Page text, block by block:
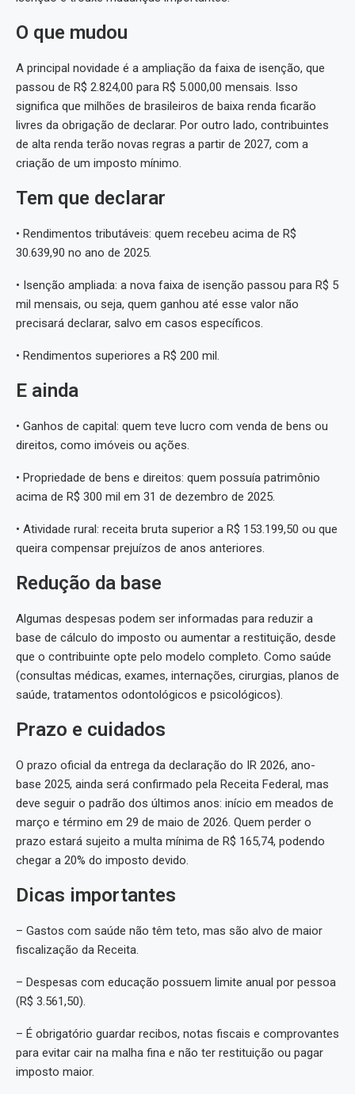
O que mudou
A principal novidade é a ampliação da faixa de isenção, que
passou de R$ 2.824,00 para R$ 5.000,00 mensais. Isso
significa que milhões de brasileiros de baixa renda ficarão
livres da obrigação de declarar. Por outro lado, contribuintes
de alta renda terão novas regras a partir de 2027, com a
criação de um imposto mínimo.
Tem que declarar
• Rendimentos tributáveis: quem recebeu acima de R$
30.639,90 no ano de 2025.
• Isenção ampliada: a nova faixa de isenção passou para R$ 5
mil mensais, ou seja, quem ganhou até esse valor não
precisará declarar, salvo em casos específicos.
• Rendimentos superiores a R$ 200 mil.
E ainda
• Ganhos de capital: quem teve lucro com venda de bens ou
direitos, como imóveis ou ações.
• Propriedade de bens e direitos: quem possuía patrimônio
acima de R$ 300 mil em 31 de dezembro de 2025.
• Atividade rural: receita bruta superior a R$ 153.199,50 ou que
queira compensar prejuízos de anos anteriores.
Redução da base
Algumas despesas podem ser informadas para reduzir a
base de cálculo do imposto ou aumentar a restituição, desde
que o contribuinte opte pelo modelo completo. Como saúde
(consultas médicas, exames, internações, cirurgias, planos de
saúde, tratamentos odontológicos e psicológicos).
Prazo e cuidados
O prazo oficial da entrega da declaração do IR 2026, ano-
base 2025, ainda será confirmado pela Receita Federal, mas
deve seguir o padrão dos últimos anos: início em meados de
março e término em 29 de maio de 2026. Quem perder o
prazo estará sujeito a multa mínima de R$ 165,74, podendo
chegar a 20% do imposto devido.
Dicas importantes
– Gastos com saúde não têm teto, mas são alvo de maior
fiscalização da Receita.
– Despesas com educação possuem limite anual por pessoa
(R$ 3.561,50).
– É obrigatório guardar recibos, notas fiscais e comprovantes
para evitar cair na malha fina e não ter restituição ou pagar
imposto maior.